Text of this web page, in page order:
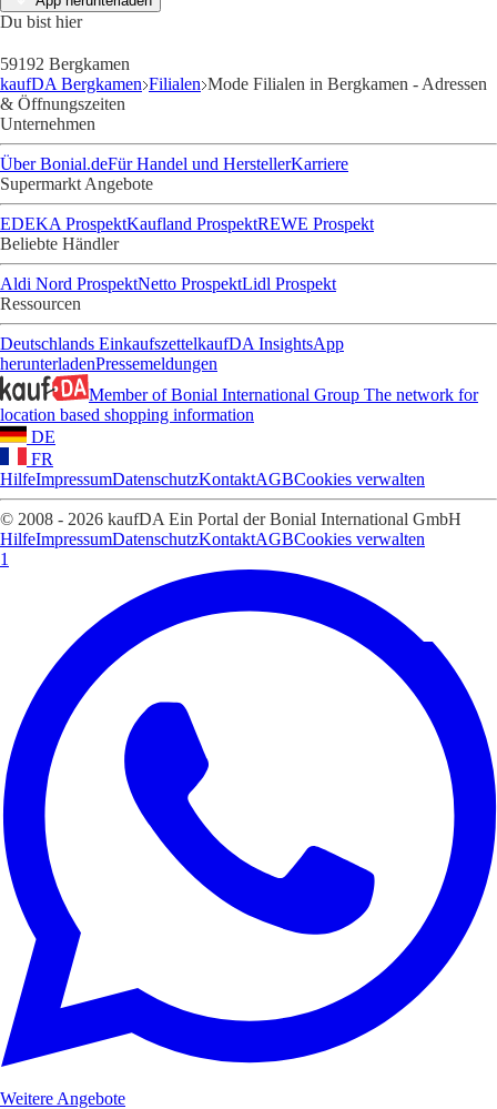
Du bist hier
59192 Bergkamen
kaufDA Bergkamen Filialen Mode Filialen in Bergkamen - Adressen
& Öffnungszeiten
Unternehmen
Über Bonial.deFür Handel und HerstellerKarriere
Supermarkt Angebote
EDEKA ProspektKaufland ProspektREWE Prospekt
Beliebte Händler
Aldi Nord ProspektNetto ProspektLidl Prospekt
Ressourcen
Deutschlands EinkaufszettelkaufDA InsightsApp
herunterladenPressemeldungen
Member of Bonial International Group The network for
location based shopping information
DE
FR
HilfeImpressumDatenschutzKontaktAGBCookies verwalten
© 2008 - 2026 kaufDA Ein Portal der Bonial International GmbH
HilfeImpressumDatenschutzKontaktAGBCookies verwalten
1
Weitere Angebote